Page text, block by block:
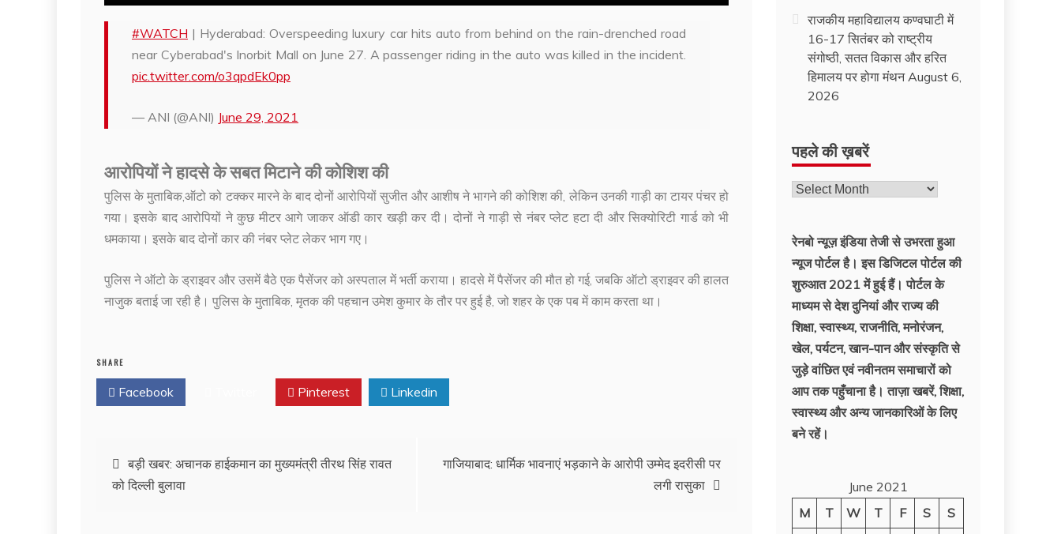
#WATCH | Hyderabad: Overspeeding luxury car hits auto from behind on the rain-drenched road
near Cyberabad's Inorbit Mall on June 27. A passenger riding in the auto was killed in the incident.
pic.twitter.com/o3qpdEk0pp
— ANI (@ANI) June 29, 2021
आरोपियों ने हादसे के सबत मिटाने की कोशिश की
पुलिस के मुताबिक,ऑटो को टक्कर मारने के बाद दोनों आरोपियों सुजीत और आशीष ने भागने की कोशिश की, लेकिन उनकी गाड़ी का टायर पंचर हो
गया। इसके बाद आरोपियों ने कुछ मीटर आगे जाकर ऑडी कार खड़ी कर दी। दोनों ने गाड़ी से नंबर प्लेट हटा दी और सिक्योरिटी गार्ड को भी
धमकाया। इसके बाद दोनों कार की नंबर प्लेट लेकर भाग गए।
पुलिस ने ऑटो के ड्राइवर और उसमें बैठे एक पैसेंजर को अस्पताल में भर्ती कराया। हादसे में पैसेंजर की मौत हो गई, जबकि ऑटो ड्राइवर की हालत
नाजुक बताई जा रही है। पुलिस के मुताबिक, मृतक की पहचान उमेश कुमार के तौर पर हुई है, जो शहर के एक पब में काम करता था।
SHARE
Facebook Pinterest Linkedin
बड़ी खबर: अचानक हाईकमान का मुख्यमंत्री तीरथ सिंह रावत
को दिल्ली बुलावा
गाजियाबाद: धार्मिक भावनाएं भड़काने के आरोपी उम्मेद इदरीसी पर
लगी रासुका
राजकीय महाविद्यालय कण्वघाटी में
16-17 सितंबर को राष्ट्रीय
संगोष्ठी, सतत विकास और हरित
हिमालय पर होगा मंथन August 6,
2026
पहले की ख़बरें
रेनबो न्यूज़ इंडिया तेजी से उभरता हुआ
न्‍यूज पोर्टल है। इस डिजिटल पोर्टल की
शुरुआत 2021 में हुई हैं। पोर्टल के
माध्यम से देश दुनियां और राज्य की
शिक्षा, स्वास्थ्य, राजनीति, मनोरंजन,
खेल, पर्यटन, खान-पान और संस्कृति से
जुड़े वांछित एवं नवीनतम समाचारों को
आप तक पहुँचाना है। ताज़ा खबरें, शिक्षा,
स्वास्थ्य और अन्य जानकारिओं के लिए
बने रहें।
June 2021
M
T W T F S
S